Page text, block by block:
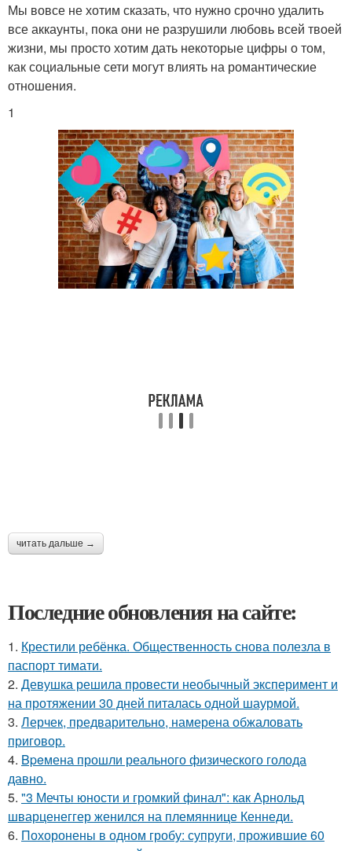
Мы вовсе не хотим сказать, что нужно срочно удалить
все аккаунты, пока они не разрушили любовь всей твоей
жизни, мы просто хотим дать некоторые цифры о том,
как социальные сети могут влиять на романтические
отношения.
1
читать дальше →
Последние обновления на сайте:
1. Крестили ребёнка. Общественность снова полезла в
паспорт тимати.
2. Девушка решила провести необычный эксперимент и
на протяжении 30 дней питалась одной шаурмой.
3. Лерчек, предварительно, намерена обжаловать
приговор.
4. Bpeмена прошли реального физического голода
давно.
5. "3 Мечты юности и громкий финал": как Арнольд
шварценеггер женился на племяннице Кеннеди.
6. Похоронены в одном гробу: супруги, прожившие 60